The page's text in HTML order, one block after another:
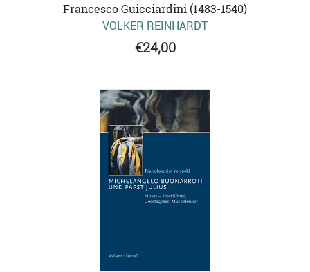
Francesco Guicciardini (1483-1540)
VOLKER REINHARDT
€24,00